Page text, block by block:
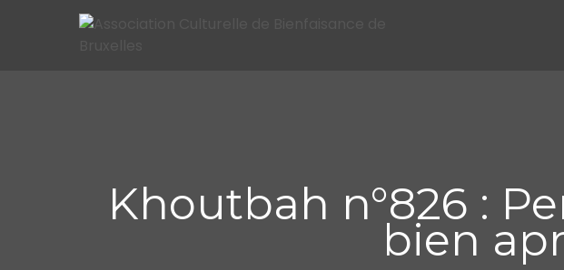
Khoutbah n°826 :
bien